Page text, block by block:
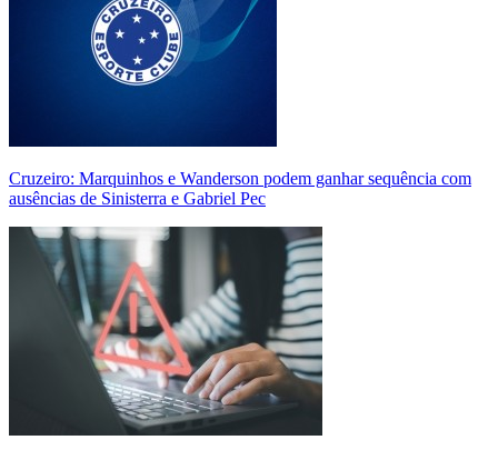
Cruzeiro: Marquinhos e Wanderson podem ganhar sequência com
ausências de Sinisterra e Gabriel Pec